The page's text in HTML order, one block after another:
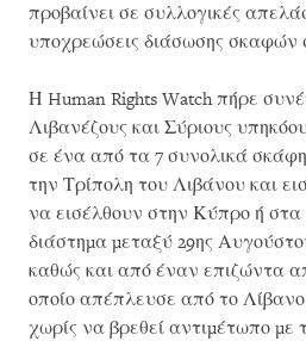
προβαίνει σε συλλογικές
υποχρεώσεις διάσωσης σκαφών
Η Human Rights Watch πήρε
Λιβανέζους και Σύριους
σε ένα από τα 7 συνολικά
την Τρίπολη του Λιβάνου και
να εισέλθουν στην Κύπρο ή
διάστημα μεταξύ 29ης
καθώς και από έναν επιζώντα
οποίο απέπλευσε από το Λίβανο
χωρίς να βρεθεί αντιμέτωπο με